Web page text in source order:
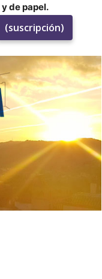
y de papel.
(suscripción)